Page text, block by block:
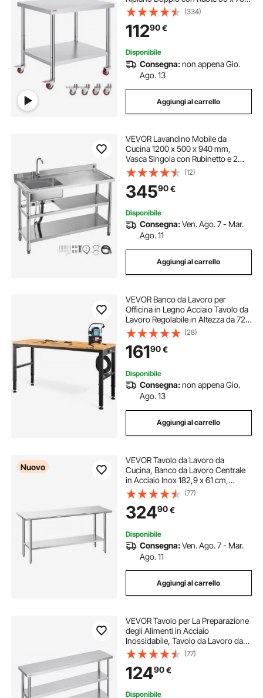
82 cm, Piano di Lavoro per Cucina
Uso Commerciale in Acciaio Inox
Capacità Carico Totale160kg 2 Piani
(334)
11290€
Disponibile
Consegna:non appena Gio.
Ago. 13
Aggiungi al carrello
VEVOR Lavandino Mobile da
Cucina 1200 x 500 x 940 mm,
Vasca Singola con Rubinetto e 2
Vani Portaoggetti, Lavello da Cucina
per Garage, Ristorante, Lavabo da
Esterno con Piano di Lavoro Destra
(12)
34590€
Disponibile
Consegna:Ven. Ago. 7 - Mar.
Ago. 11
Aggiungi al carrello
VEVOR Banco da Lavoro per
Officina in Legno Acciaio Tavolo da
Lavoro Regolabile in Altezza da 72-
97 cm per Garage, Officine, Negozi
Commerciali, Officine di Riparazioni
Automobilistiche, Uffici, Case
(28)
16190€
Disponibile
Consegna:non appena Gio.
Ago. 13
Aggiungi al carrello
Nuovo
VEVOR Tavolo da Lavoro da
Cucina, Banco da Lavoro Centrale
in Acciaio Inox 182,9 x 61 cm,
Tavolo per Catering Preparazione
Ripiano Inferiore Regolabile,
Ristorante, Hotel, Supermercato,
Senza Ruote
(77)
32490€
Disponibile
Consegna:Ven. Ago. 7 - Mar.
Ago. 11
Aggiungi al carrello
VEVOR Tavolo per La Preparazione
degli Alimenti in Acciaio
Inossidabile, Tavolo da Lavoro da
Cucina Commerciale 356 x 1524 x
864 mm 2 Ripiani Inferiori
Regolabili, per Barbecue, Cucina,
Casa, Garage
(77)
12490€
Disponibile